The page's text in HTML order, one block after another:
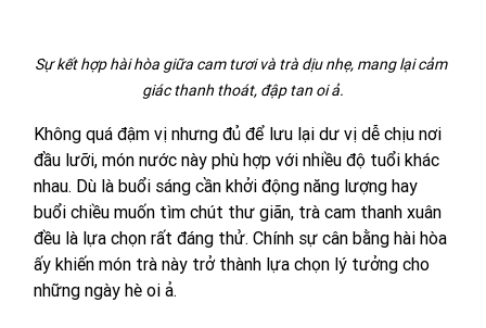
Sự kết hợp hài hòa giữa cam tươi và trà dịu nhẹ, mang lại cảm
giác thanh thoát, đập tan oi ả.
Không quá đậm vị nhưng đủ để lưu lại dư vị dễ chịu nơi
đầu lưỡi, món nước này phù hợp với nhiều độ tuổi khác
nhau. Dù là buổi sáng cần khởi động năng lượng hay
buổi chiều muốn tìm chút thư giãn, trà cam thanh xuân
đều là lựa chọn rất đáng thử. Chính sự cân bằng hài hòa
ấy khiến món trà này trở thành lựa chọn lý tưởng cho
những ngày hè oi ả.